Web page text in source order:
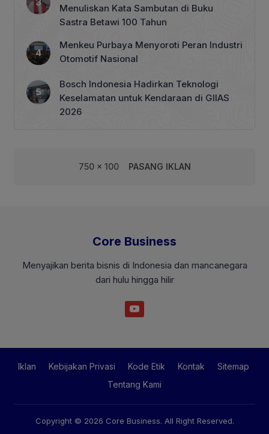
Menuliskan Kata Sambutan di Buku
Sastra Betawi 100 Tahun
Menkeu Purbaya Menyoroti Peran Industri
Otomotif Nasional
Bosch Indonesia Hadirkan Teknologi
Keselamatan untuk Kendaraan di GIIAS
2026
750 x 100 PASANG IKLAN
Core Business
Menyajikan berita bisnis di Indonesia dan mancanegara
dari hulu hingga hilir
Iklan Kebijakan Privasi Kode Etik Kontak
Sitemap
Tentang Kami
Copyright © 2026 Core Business. All Right Reserved.